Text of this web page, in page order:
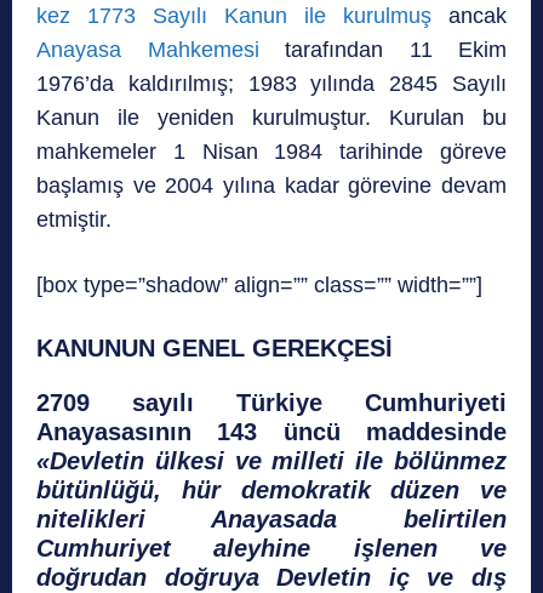
kez 1773 Sayılı Kanun ile kurulmuş ancak
Anayasa Mahkemesi tarafından 11 Ekim
1976’da kaldırılmış; 1983 yılında 2845 Sayılı
Kanun ile yeniden kurulmuştur. Kurulan bu
mahkemeler 1 Nisan 1984 tarihinde göreve
başlamış ve 2004 yılına kadar görevine devam
etmiştir.
[box type=”shadow” align=”” class=”” width=””]
KANUNUN GENEL GEREKÇESİ
2709 sayılı Türkiye Cumhuriyeti
Anayasasının 143 üncü maddesinde
«Devletin ülkesi ve milleti ile bölünmez
bütünlüğü, hür demokratik düzen ve
nitelikleri Anayasada belirtilen
Cumhuriyet aleyhine işlenen ve
doğrudan doğruya Devletin iç ve dış